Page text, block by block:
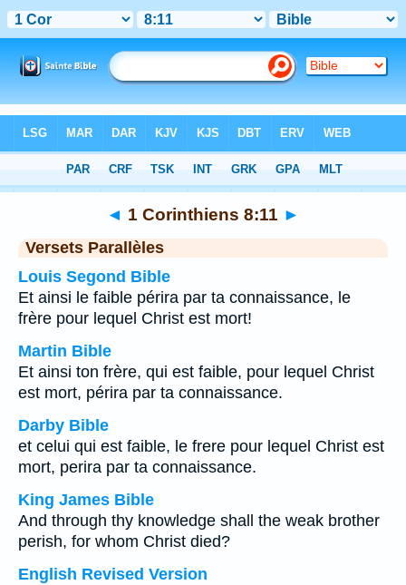
> Chapitre 8 > Verset 11
◄ 1 Corinthiens 8:11 ►
Versets Parallèles
Louis Segond Bible
Et ainsi le faible périra par ta connaissance, le
frère pour lequel Christ est mort!
Martin Bible
Et ainsi ton frère, qui est faible, pour lequel Christ
est mort, périra par ta connaissance.
Darby Bible
et celui qui est faible, le frere pour lequel Christ est
mort, perira par ta connaissance.
King James Bible
And through thy knowledge shall the weak brother
perish, for whom Christ died?
English Revised Version